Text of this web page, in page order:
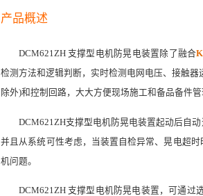
产品概述
DCM621ZH 支撑型电机防晃电装置除了融合
检测方法和逻辑判断，实时检测电网电压、接触
除外)和控制回路，大大方便现场施工和备品备件管
DCM621ZH支撑型电机防晃电装置起动后自
并且从系统可性考虑，当装置自检异常、晃电超
机问题。
DCM621ZH 支撑型电机防晃电装置，可通过